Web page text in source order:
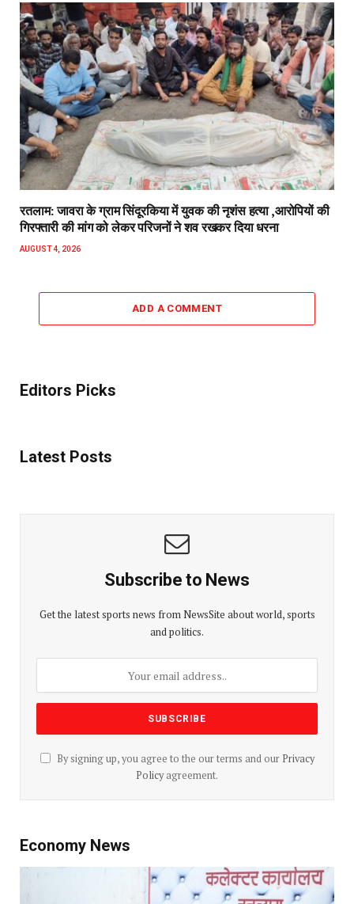
रतलाम: जावरा के ग्राम सिंदूरकिया में युवक की नृशंस हत्या ,आरोपियों की
गिरफ्तारी की मांग को लेकर परिजनों ने शव रखकर दिया धरना
AUGUST 4, 2026
ADD A COMMENT
Editors Picks
Latest Posts
Subscribe to News
Get the latest sports news from NewsSite about world, sports
and politics.
By signing up, you agree to the our terms and our Privacy
Policyagreement.
Economy News